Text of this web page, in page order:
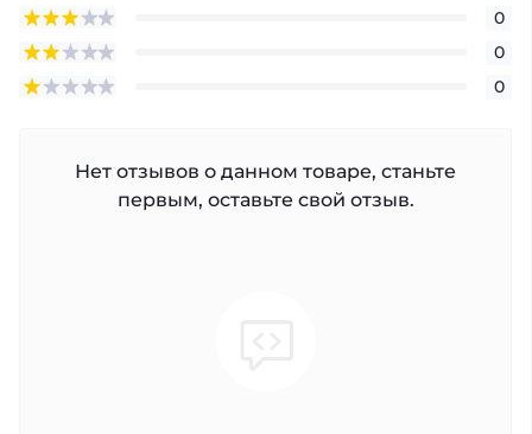
0
0
0
Нет отзывов о данном товаре, станьте
первым, оставьте свой отзыв.